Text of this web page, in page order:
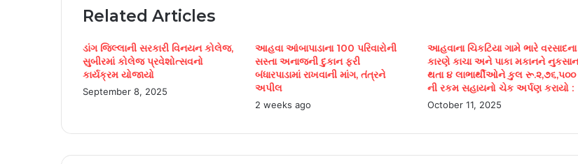
Related Articles
ડાંગ જિલ્લાની સરકારી વિનયન કોલેજ,
સુબીરમાં કોલેજ પ્રવેશોત્સવનો
કાર્યક્રમ યોજાયો
September 8, 2025
આહવા આંબાપાડાના 100 પરિવારોની
સસ્તા અનાજની દુકાન ફરી
બંધારપાડામાં રાખવાની માંગ, તંત્રને
અપીલ
2 weeks ago
આહવાના ચિકટિયા ગામે ભારે વરસાદના
કારણે કાચા અને પાકા મકાનને નુકસાન
થતા ૪ લાભાર્થીઓને કુલ રૂ.૨,૭૬,૫૦૦
ની રકમ સહાયનો ચેક અર્પણ કરાયો :
October 11, 2025